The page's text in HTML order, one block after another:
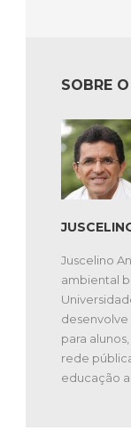
SOBRE
Juscelino
ambiental
para
rede
educação